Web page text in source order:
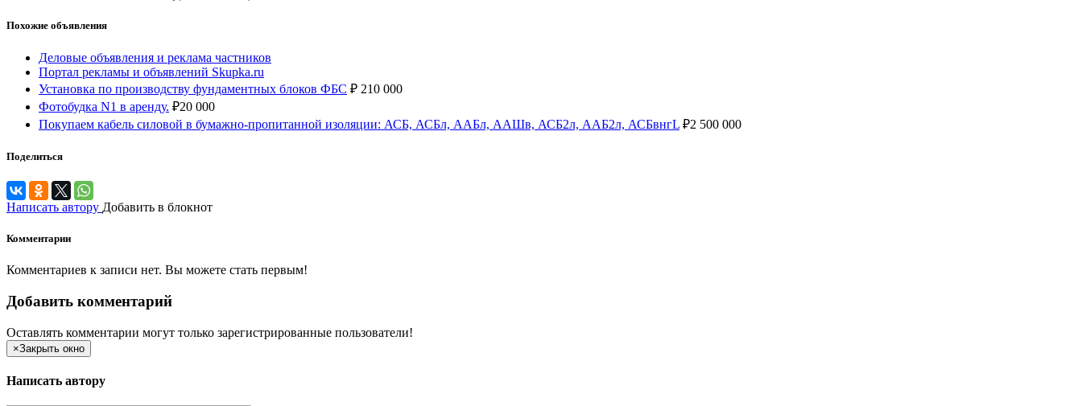
Похожие объявления
Деловые объявления и реклама частников
Портал рекламы и объявлений Skupka.ru
Установка по производству фундаментных блоков ФБС ₽ 210 000
Фотобудка N1 в аренду. ₽20 000
Покупаем кабель силовой в бумажно-пропитанной изоляции: АСБ, АСБл, ААБл, ААШв, АСБ2л, ААБ2л, АСБвнгL ₽2 500 000
Поделиться
Написать автору Добавить в блокнот
Комментарии
Комментариев к записи нет. Вы можете стать первым!
Добавить комментарий
Оставлять комментарии могут только зарегистрированные пользователи!
×Закрыть окно
Написать автору